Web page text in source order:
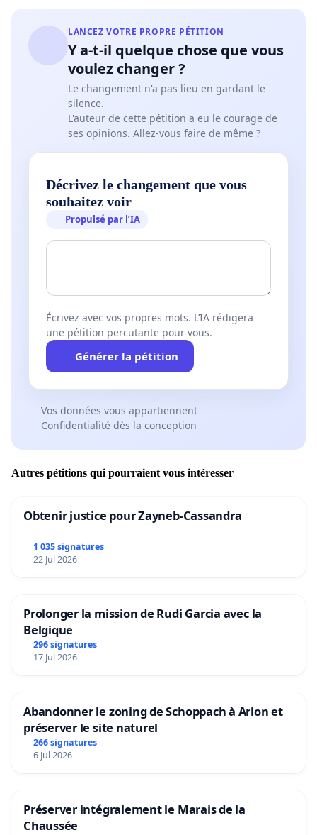
LANCEZ VOTRE PROPRE PÉTITION
Y a-t-il quelque chose que vous
voulez changer ?
Le changement n'a pas lieu en gardant le
silence.
L'auteur de cette pétition a eu le courage de
ses opinions. Allez-vous faire de même ?
Décrivez le changement que vous
souhaitez voir
Propulsé par l’IA
Écrivez avec vos propres mots. L’IA rédigera
une pétition percutante pour vous.
Générer la pétition
Vos données vous appartiennent
Confidentialité dès la conception
Autres pétitions qui pourraient vous intéresser
Obtenir justice pour Zayneb-Cassandra
1 035 signatures
22 Jul 2026
Prolonger la mission de Rudi Garcia avec la
Belgique
296 signatures
17 Jul 2026
Abandonner le zoning de Schoppach à Arlon et
préserver le site naturel
266 signatures
6 Jul 2026
Préserver intégralement le Marais de la
Chaussée